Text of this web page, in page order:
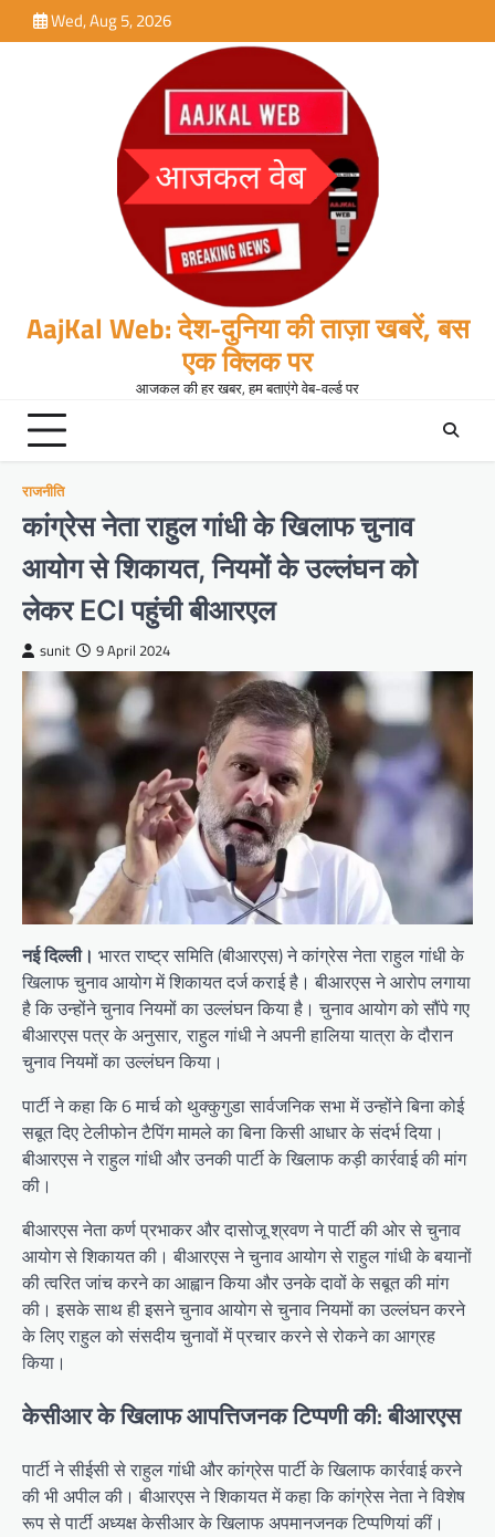
to
Wed, Aug 5, 2026
AajKal Web: देश-दुनिया की ताज़ा खबरें, बस
एक क्लिक पर
आजकल की हर खबर, हम बताएंगे वेब-वर्ल्ड पर
राजनीति
कांग्रेस नेता राहुल गांधी के खिलाफ चुनाव
आयोग से शिकायत, नियमों के उल्लंघन को
लेकर ECI पहुंची बीआरएल
sunit 9 April 2024
नई दिल्ली। भारत राष्ट्र समिति (बीआरएस) ने कांग्रेस नेता राहुल गांधी के
खिलाफ चुनाव आयोग में शिकायत दर्ज कराई है। बीआरएस ने आरोप लगाया
है कि उन्होंने चुनाव नियमों का उल्लंघन किया है। चुनाव आयोग को सौंपे गए
बीआरएस पत्र के अनुसार, राहुल गांधी ने अपनी हालिया यात्रा के दौरान
चुनाव नियमों का उल्लंघन किया।
पार्टी ने कहा कि 6 मार्च को थुक्कुगुडा सार्वजनिक सभा में उन्होंने बिना कोई
सबूत दिए टेलीफोन टैपिंग मामले का बिना किसी आधार के संदर्भ दिया।
बीआरएस ने राहुल गांधी और उनकी पार्टी के खिलाफ कड़ी कार्रवाई की मांग
की।
बीआरएस नेता कर्ण प्रभाकर और दासोजू श्रवण ने पार्टी की ओर से चुनाव
आयोग से शिकायत की। बीआरएस ने चुनाव आयोग से राहुल गांधी के बयानों
की त्वरित जांच करने का आह्वान किया और उनके दावों के सबूत की मांग
की। इसके साथ ही इसने चुनाव आयोग से चुनाव नियमों का उल्लंघन करने
के लिए राहुल को संसदीय चुनावों में प्रचार करने से रोकने का आग्रह
किया।
केसीआर के खिलाफ आपत्तिजनक टिप्पणी की: बीआरएस
पार्टी ने सीईसी से राहुल गांधी और कांग्रेस पार्टी के खिलाफ कार्रवाई करने
की भी अपील की। बीआरएस ने शिकायत में कहा कि कांग्रेस नेता ने विशेष
रूप से पार्टी अध्यक्ष केसीआर के खिलाफ अपमानजनक टिप्पणियां कीं।